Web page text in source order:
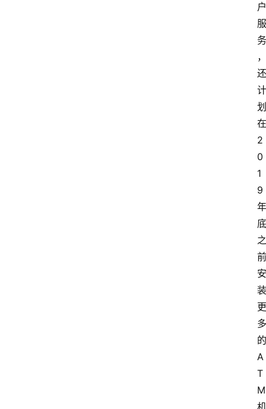
户
服
务
，
还
计
划
在
2
0
1
9
年
底
之
前
安
装
更
多
的
A
T
M
机